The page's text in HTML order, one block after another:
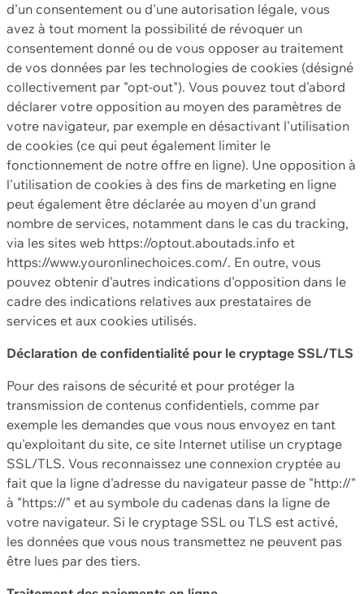
d'un consentement ou d'une autorisation légale, vous
avez à tout moment la possibilité de révoquer un
consentement donné ou de vous opposer au traitement
de vos données par les technologies de cookies (désigné
collectivement par "opt-out"). Vous pouvez tout d'abord
déclarer votre opposition au moyen des paramètres de
votre navigateur, par exemple en désactivant l'utilisation
de cookies (ce qui peut également limiter le
fonctionnement de notre offre en ligne). Une opposition à
l'utilisation de cookies à des fins de marketing en ligne
peut également être déclarée au moyen d'un grand
nombre de services, notamment dans le cas du tracking,
via les sites web https://optout.aboutads.info et
https://www.youronlinechoices.com/. En outre, vous
pouvez obtenir d'autres indications d'opposition dans le
cadre des indications relatives aux prestataires de
services et aux cookies utilisés.
Déclaration de confidentialité pour le cryptage SSL/TLS
Pour des raisons de sécurité et pour protéger la
transmission de contenus confidentiels, comme par
exemple les demandes que vous nous envoyez en tant
qu'exploitant du site, ce site Internet utilise un cryptage
SSL/TLS. Vous reconnaissez une connexion cryptée au
fait que la ligne d'adresse du navigateur passe de "http://"
à "https://" et au symbole du cadenas dans la ligne de
votre navigateur. Si le cryptage SSL ou TLS est activé,
les données que vous nous transmettez ne peuvent pas
être lues par des tiers.